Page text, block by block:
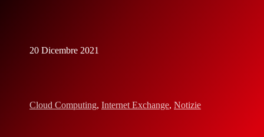
20 Dicembre 2021
Cloud Computing, Internet Exchange, Notizie